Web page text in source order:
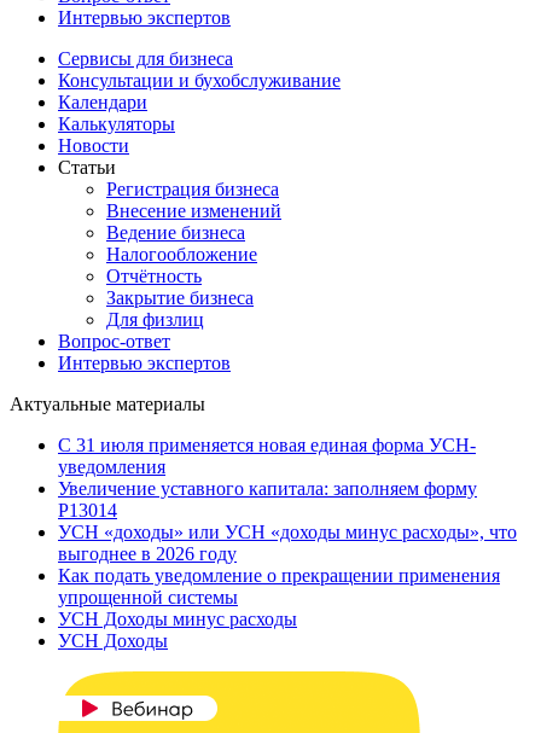
Интервью экспертов
Сервисы для бизнеса
Консультации и бухобслуживание
Календари
Калькуляторы
Новости
Статьи
Регистрация бизнеса
Внесение изменений
Ведение бизнеса
Налогообложение
Отчётность
Закрытие бизнеса
Для физлиц
Вопрос-ответ
Интервью экспертов
Актуальные материалы
С 31 июля применяется новая единая форма УСН-
уведомления
Увеличение уставного капитала: заполняем форму
Р13014
УСН «доходы» или УСН «доходы минус расходы», что
выгоднее в 2026 году
Как подать уведомление о прекращении применения
упрощенной системы
УСН Доходы минус расходы
УСН Доходы